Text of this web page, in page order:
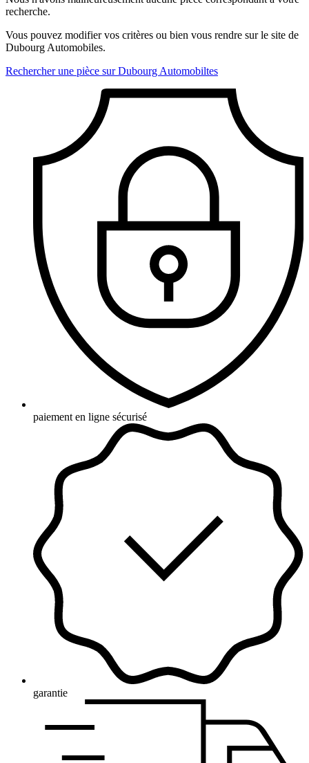
recherche.
Vous pouvez modifier vos critères ou bien vous rendre sur le site de
Dubourg Automobiles.
Rechercher une pièce sur Dubourg Automobiltes
paiement en ligne sécurisé
garantie